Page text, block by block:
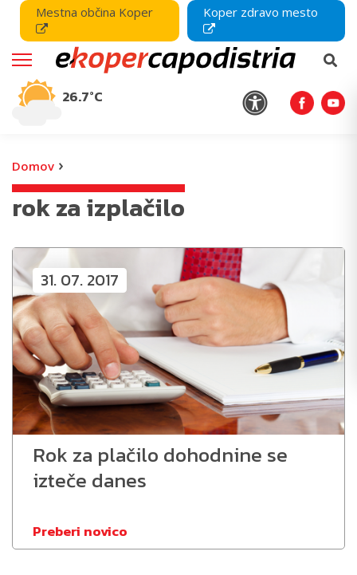
Mestna občina Koper Koper zdravo mesto
26.7°C
Domov ›
rok za izplačilo
31. 07. 2017
Rok za plačilo dohodnine se
izteče danes
Preberi novico